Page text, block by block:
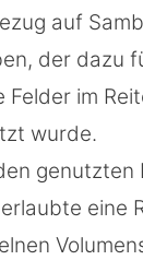
auf
der dazu
im
wurde.
eine